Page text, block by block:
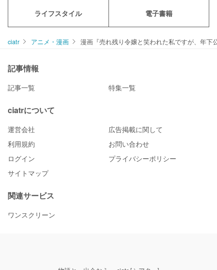
ライフスタイル 電子書籍
ciatr アニメ・漫画 漫画『売れ残り令嬢と笑われた私ですが、年
記事情報
記事一覧 特集一覧
ciatrについて
運営会社
広告掲載に関して
利用規約
お問い合わせ
ログイン
プライバシーポリシー
サイトマップ
関連サービス
ワンスクリーン